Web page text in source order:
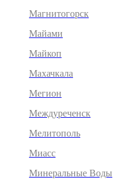
Магнитогорск
Майами
Майкоп
Махачкала
Мегион
Междуреченск
Мелитополь
Миасс
Минеральные Воды